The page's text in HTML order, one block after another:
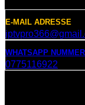
E-MAIL ADRESSE
WHATSAPP NUMMER
0775116922